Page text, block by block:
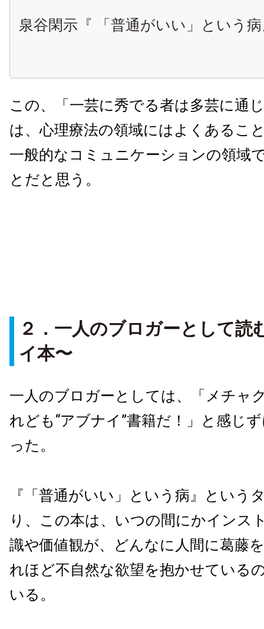
泉谷閑示『 「普通がいい」という
この、「一芸に秀でる者は多芸に通
は、心理療法の領域にはよくあるこ
一般的なコミュニケーションの領域
とだと思う。
２．一人のブロガーとして
イ本〜
一人のブロガーとしては、「メチャ
れども“アブナイ”書籍だ！」と感じ
った。
『「普通がいい」という病』という
り、この本は、いつの間にかインス
識や価値観が、どんなに人間に葛藤
れほど不自然な欲望を抱かせている
いる。